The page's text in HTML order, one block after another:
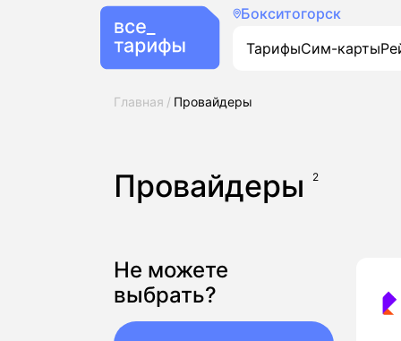
Бокситогорск
ТарифыСим-карты
Главная Провайдеры
Провайдеры 2
Не можете
выбрать?